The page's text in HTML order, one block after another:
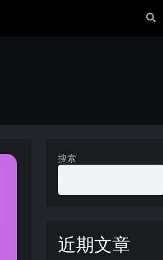
搜索
近期文章